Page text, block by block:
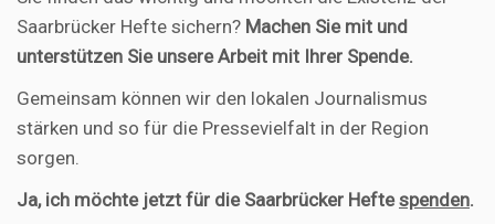
Saarbrücker Hefte sichern? Machen Sie mit und
unterstützen Sie unsere Arbeit mit Ihrer Spende.
Gemeinsam können wir den lokalen Journalismus
stärken und so für die Pressevielfalt in der Region
sorgen.
Ja, ich möchte jetzt für die Saarbrücker Heftespenden.